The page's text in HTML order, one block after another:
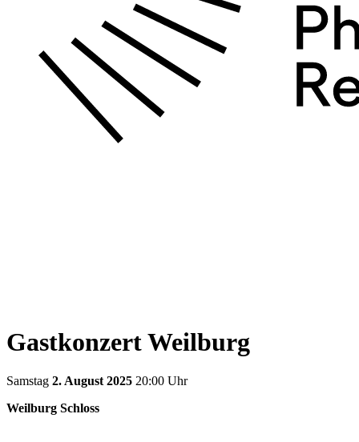
Gastkonzert Weilburg
Samstag 2. August 2025 20:00 Uhr
Weilburg Schloss